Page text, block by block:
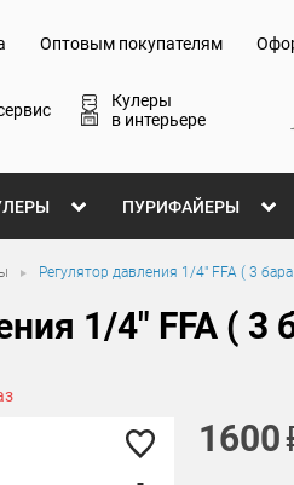
Оптовым покупателям
Кулеры
в интерьере
ПУРИФАЙЕРЫ
Регулятор давления 1/4" FFA ( 3 бара
1/4" FFA ( 3
1600